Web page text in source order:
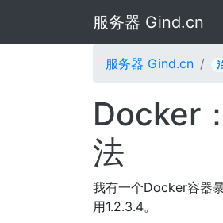
服务器 Gind.cn
服务器 Gind.cn
Docker
法
我有一个Docker容器
用1.2.3.4。